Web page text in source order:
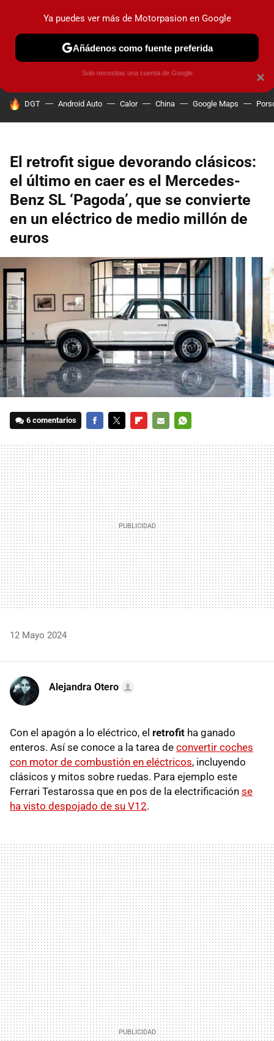
PRUEBAS COCHES ELÉCTRICOS OBSERVATORIO
HOY SE HABLA DE
DGT Android Auto Calor China Google Maps
El retrofit sigue devorando clásicos:
el último en caer es el Mercedes-
Benz SL ‘Pagoda’, que se convierte
en un eléctrico de medio millón de
euros
6 comentarios
MAIL
12 Mayo 2024
Alejandra Otero
Con el apagón a lo eléctrico, el retrofit ha ganado
enteros. Así se conoce a la tarea de convertir coches
con motor de combustión en eléctricos, incluyendo
clásicos y mitos sobre ruedas. Para ejemplo este
Ferrari Testarossa que en pos de la electrificación se
ha visto despojado de su V12.
×
Ya puedes ver más de Motorpasion en Google
Añádenos como fuente preferida
Solo necesitas una cuenta de Google